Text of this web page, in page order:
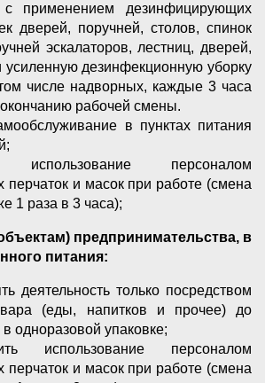
применением дезинфицирующих
дверей, поручней, столов, спинок
эскалаторов, лестниц, дверей,
усиленную дезинфекционную уборку
числе надворных, каждые 3 часа
рабочей смены.
в пунктах питания
использование персоналом
перчаток и масок при работе (смена
1 раза в 3 часа);
предпринимательства, в
питания:
деятельность только посредством
(еды, напитков и прочее) до
в одноразовой упаковке;
использование персоналом
перчаток и масок при работе (смена